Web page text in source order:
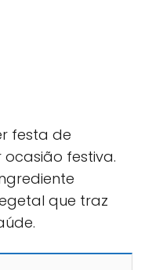
festa de
festiva.
que traz